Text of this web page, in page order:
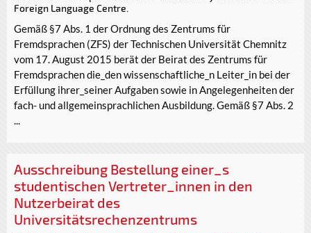
Foreign Language Centre.
Gemäß §7 Abs. 1 der Ordnung des Zentrums für
Fremdsprachen (ZFS) der Technischen Universität Chemnitz
vom 17. August 2015 berät der Beirat des Zentrums für
Fremdsprachen die_den wissenschaftliche_n Leiter_in bei der
Erfüllung ihrer_seiner Aufgaben sowie in Angelegenheiten der
fach- und allgemeinsprachlichen Ausbildung. Gemäß §7 Abs. 2
...
Ausschreibung Bestellung einer_s
studentischen Vertreter_innen in den
Nutzerbeirat des
Universitätsrechenzentrums